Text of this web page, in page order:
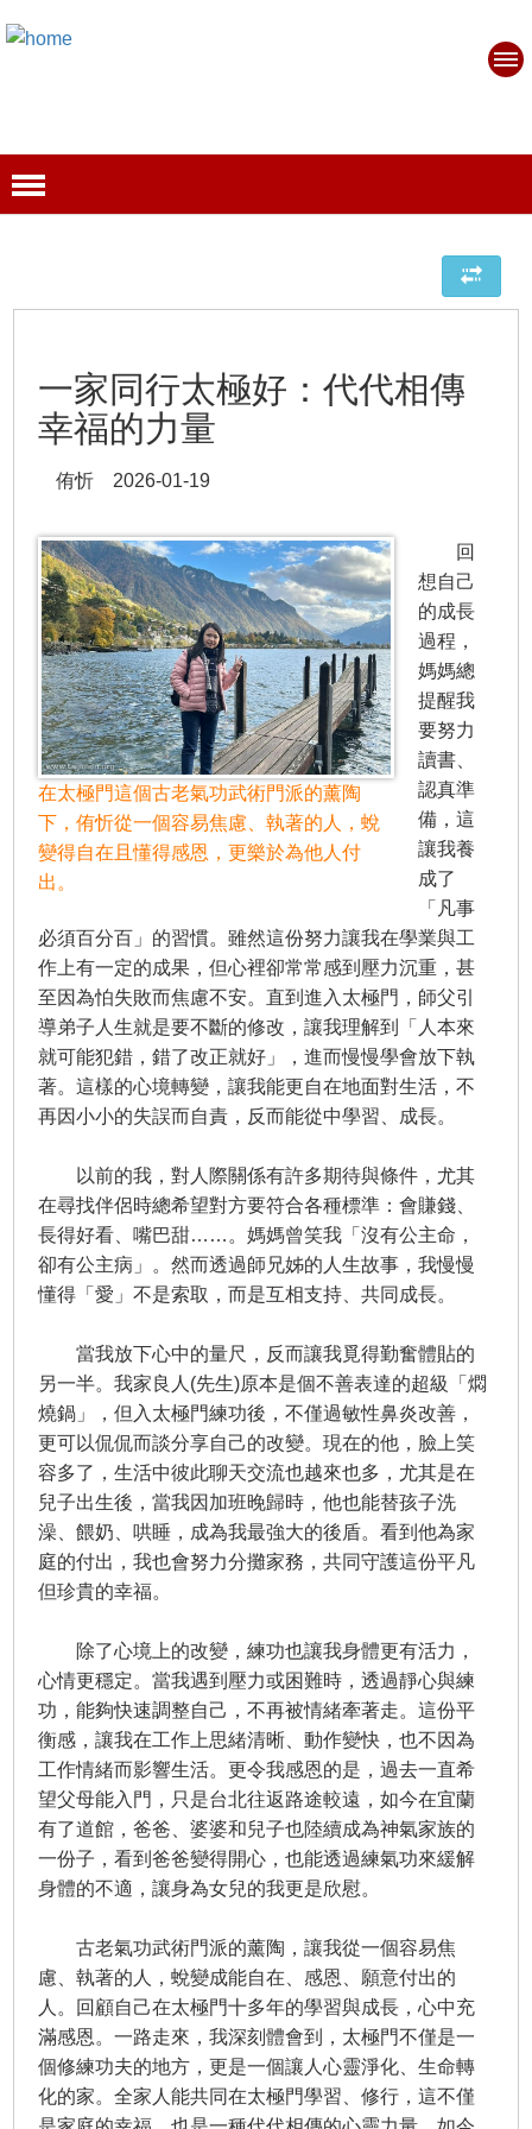
一家同行太極好：代代相傳
幸福的力量
侑忻 2026-01-19
在太極門這個古老氣功武術門派的薰陶
下，侑忻從一個容易焦慮、執著的人，蛻
變得自在且懂得感恩，更樂於為他人付
出。
回
想自己
的成長
過程，
媽媽總
提醒我
要努力
讀書、
認真準
備，這
讓我養
成了
「凡事
必須百分百」的習慣。雖然這份努力讓我在學業與工
作上有一定的成果，但心裡卻常常感到壓力沉重，甚
至因為怕失敗而焦慮不安。直到進入太極門，師父引
導弟子人生就是要不斷的修改，讓我理解到「人本來
就可能犯錯，錯了改正就好」，進而慢慢學會放下執
著。這樣的心境轉變，讓我能更自在地面對生活，不
再因小小的失誤而自責，反而能從中學習、成長。
以前的我，對人際關係有許多期待與條件，尤其
在尋找伴侶時總希望對方要符合各種標準：會賺錢、
長得好看、嘴巴甜……。媽媽曾笑我「沒有公主命，
卻有公主病」。然而透過師兄姊的人生故事，我慢慢
懂得「愛」不是索取，而是互相支持、共同成長。
當我放下心中的量尺，反而讓我覓得勤奮體貼的
另一半。我家良人(先生)原本是個不善表達的超級「燜
燒鍋」，但入太極門練功後，不僅過敏性鼻炎改善，
更可以侃侃而談分享自己的改變。現在的他，臉上笑
容多了，生活中彼此聊天交流也越來也多，尤其是在
兒子出生後，當我因加班晚歸時，他也能替孩子洗
澡、餵奶、哄睡，成為我最強大的後盾。看到他為家
庭的付出，我也會努力分攤家務，共同守護這份平凡
但珍貴的幸福。
除了心境上的改變，練功也讓我身體更有活力，
心情更穩定。當我遇到壓力或困難時，透過靜心與練
功，能夠快速調整自己，不再被情緒牽著走。這份平
衡感，讓我在工作上思緒清晰、動作變快，也不因為
工作情緒而影響生活。更令我感恩的是，過去一直希
望父母能入門，只是台北往返路途較遠，如今在宜蘭
有了道館，爸爸、婆婆和兒子也陸續成為神氣家族的
一份子，看到爸爸變得開心，也能透過練氣功來緩解
身體的不適，讓身為女兒的我更是欣慰。
古老氣功武術門派的薰陶，讓我從一個容易焦
慮、執著的人，蛻變成能自在、感恩、願意付出的
人。回顧自己在太極門十多年的學習與成長，心中充
滿感恩。一路走來，我深刻體會到，太極門不僅是一
個修練功夫的地方，更是一個讓人心靈淨化、生命轉
化的家。全家人能共同在太極門學習、修行，這不僅